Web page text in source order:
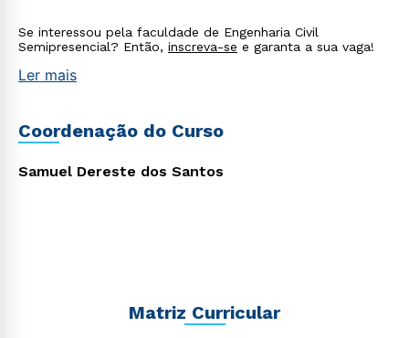
Se interessou pela faculdade de Engenharia Civil
Semipresencial? Então, inscreva-se e garanta a sua vaga!
Ler mais
Coordenação do Curso
Samuel Dereste dos Santos
Matriz Curricular
Estou de acordo com aPolítica de Privacidade.
autorizo que meus dados sejam utilizados para o